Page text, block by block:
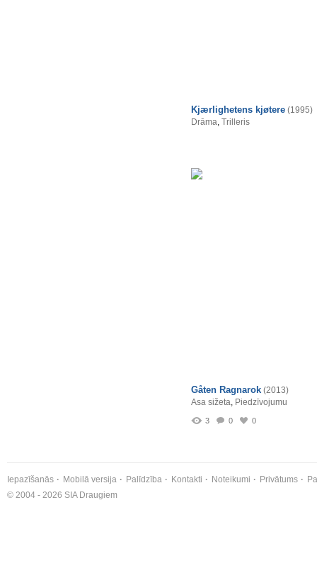
Kjærlighetens kjøtere (1995)
Drāma, Trilleris
Gåten Ragnarok (2013)
Asa sižeta, Piedzīvojumu
3 0 0
Iepazīšanās Mobilā versija Palīdzība Kontakti Noteikumi Privātums
© 2004 - 2026 SIA Draugiem